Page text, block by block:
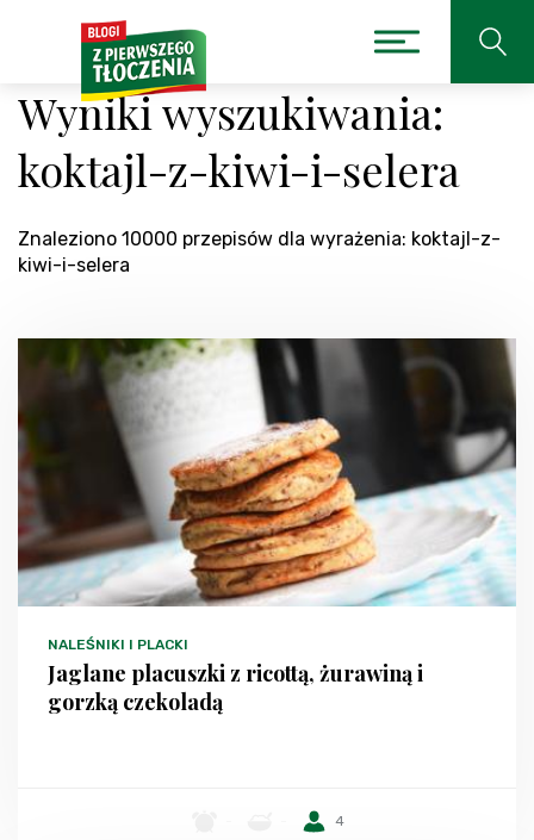
Wyniki wyszukiwania:
koktajl-z-kiwi-i-selera
Znaleziono 10000 przepisów dla wyrażenia: koktajl-z-
kiwi-i-selera
NALEŚNIKI I PLACKI
Jaglane placuszki z ricottą, żurawiną i
gorzką czekoladą
4